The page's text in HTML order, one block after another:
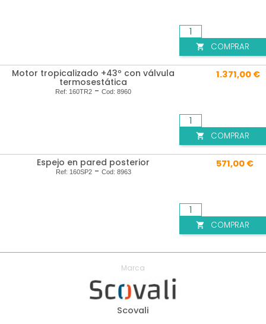
Marca
Scovali
 COMPRAR
Motor tropicalizado +43º con válvula
termosestática
Ref: 160TR2 - Cod: 8960
1.371,00 €
 COMPRAR
Espejo en pared posterior
Ref: 160SP2- Cod: 8963
571,00 €
 COMPRAR